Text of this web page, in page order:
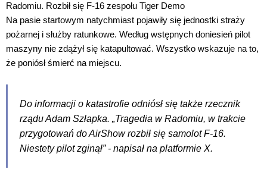
Radomiu. Rozbił się F-16 zespołu Tiger Demo
Na pasie startowym natychmiast pojawiły się jednostki straży
pożarnej i służby ratunkowe. Według wstępnych doniesień pilot
maszyny nie zdążył się katapultować. Wszystko wskazuje na to,
że poniósł śmierć na miejscu.
Do informacji o katastrofie odniósł się także rzecznik
rządu Adam Szłapka. „Tragedia w Radomiu, w trakcie
przygotowań do AirShow rozbił się samolot F-16.
Niestety pilot zginął” - napisał na platformie X.